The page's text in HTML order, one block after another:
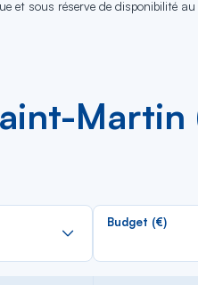
et sous réserve de disponibilité
Martin
Rechercher
la
liste
Budget (€)